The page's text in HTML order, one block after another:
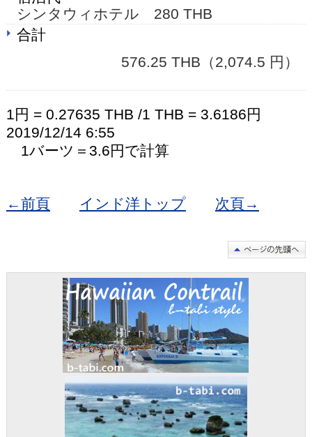
シンタウィホテル 280 THB
合計
576.25 THB（2,074.5 円）
1円 = 0.27635 THB /1 THB = 3.6186円
2019/12/14 6:55
1バーツ＝3.6円で計算
←前頁 インド洋トップ 次頁→